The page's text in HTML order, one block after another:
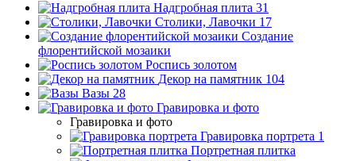
Надгробная плита 31
Столики, Лавочки 17
Создание
флорентийской мозаики
Роспись золотом
Декор на памятник 104
Вазы 28
Гравировка и фото
Гравировка и фото
Гравировка портрета 1
Портретная плитка